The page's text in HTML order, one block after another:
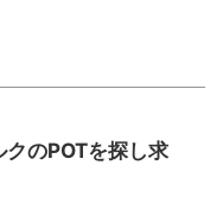
のPOTを探し求